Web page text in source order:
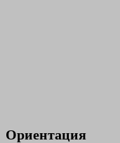
Ориентация